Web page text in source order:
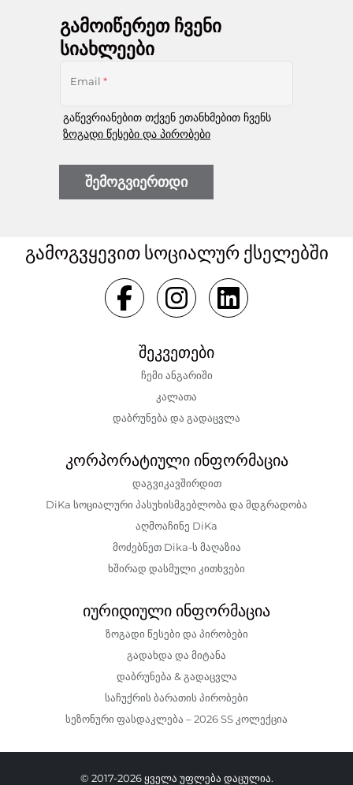
გამოიწერეთ ჩვენი
სიახლეები
Email *
გაწევრიანებით თქვენ ეთანხმებით ჩვენს
ზოგადი წესები და პირობები
შემოგვიერთდი
გამოგვყევით სოციალურ ქსელებში
შეკვეთები
ჩემი ანგარიში
კალათა
დაბრუნება და გადაცვლა
კორპორატიული ინფორმაცია
დაგვიკავშირდით
DiKa სოციალური პასუხისმგებლობა და მდგრადობა
აღმოაჩინე DiKa
მოძებნეთ Dika-ს მაღაზია
ხშირად დასმული კითხვები
იურიდიული ინფორმაცია
ზოგადი წესები და პირობები
გადახდა და მიტანა
დაბრუნება & გადაცვლა
საჩუქრის ბარათის პირობები
სეზონური ფასდაკლება – 2026 SS კოლექცია
© 2017-2026 ყველა უფლება დაცულია.